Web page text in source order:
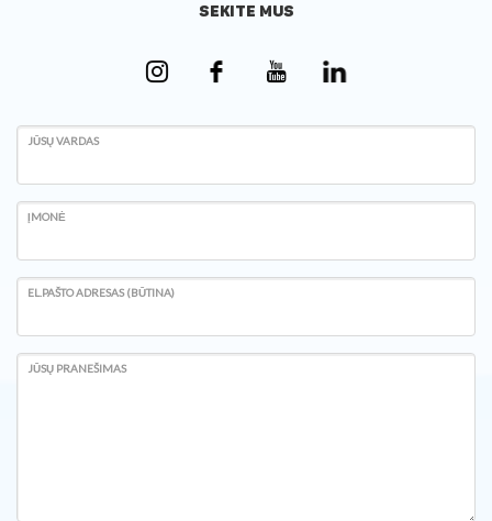
SEKITE MUS
JŪSŲ VARDAS
ĮMONĖ
EL.PAŠTO ADRESAS (BŪTINA)
JŪSŲ PRANEŠIMAS